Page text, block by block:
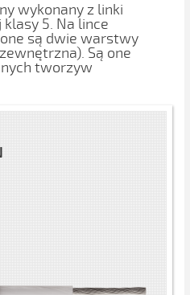
wykonany z linki
5. Na lince
są dwie warstwy
Są one
tworzyw